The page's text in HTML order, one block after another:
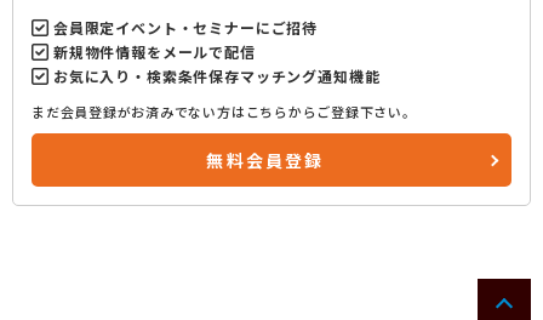
会員限定イベント・セミナーにご招待
新規物件情報をメールで配信
お気に入り・検索条件保存マッチング通知機能
まだ会員登録がお済みでない方はこちらからご登録下さい。
無料会員登録